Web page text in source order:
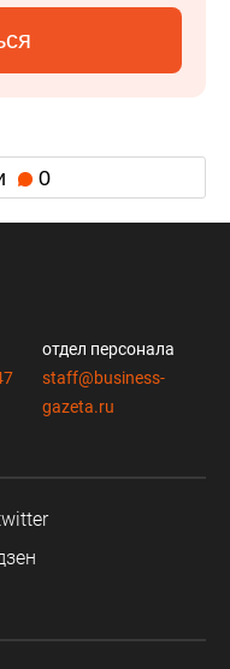
0
отдел персонала
staff@business-
gazeta.ru